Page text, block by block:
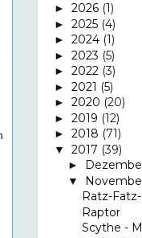
► 2026 (1)
► 2025 (4)
► 2024 (1)
► 2023 (5)
► 2022 (3)
► 2021 (5)
► 2020 (20)
► 2019 (12)
► 2018 (71)
▼ 2017 (39)
►
▼
Ratz-Fatz-
Raptor
Scythe -